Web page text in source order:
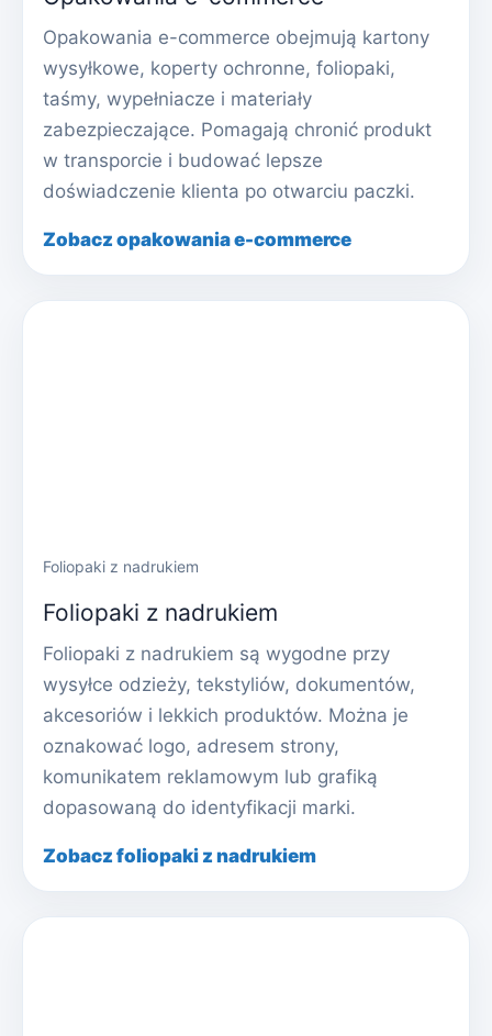
Opakowania e-commerce obejmują kartony
wysyłkowe, koperty ochronne, foliopaki,
taśmy, wypełniacze i materiały
zabezpieczające. Pomagają chronić produkt
w transporcie i budować lepsze
doświadczenie klienta po otwarciu paczki.
Zobacz opakowania e-commerce
Foliopaki z nadrukiem
Foliopaki z nadrukiem
Foliopaki z nadrukiem są wygodne przy
wysyłce odzieży, tekstyliów, dokumentów,
akcesoriów i lekkich produktów. Można je
oznakować logo, adresem strony,
komunikatem reklamowym lub grafiką
dopasowaną do identyfikacji marki.
Zobacz foliopaki z nadrukiem